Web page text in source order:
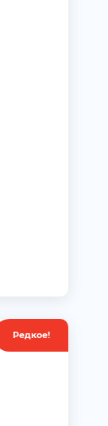
Редкое!